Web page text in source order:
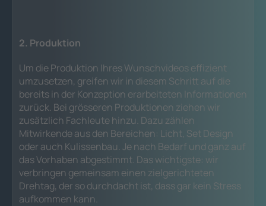
2. Produktion
Um die Produktion Ihres Wunschvideos effizient
umzusetzen, greifen wir in diesem Schritt auf die
bereits in der Konzeption erarbeiteten Informationen
zurück. Bei grösseren Produktionen ziehen wir
zusätzlich Fachleute hinzu. Dazu zählen
Mitwirkende aus den Bereichen: Licht, Set Design
oder auch Kulissenbau. Je nach Bedarf und ganz auf
das Vorhaben abgestimmt. Das wichtigste: wir
verbringen gemeinsam einen zielgerichteten
Drehtag, der so durchdacht ist, dass gar kein Stress
aufkommen kann.